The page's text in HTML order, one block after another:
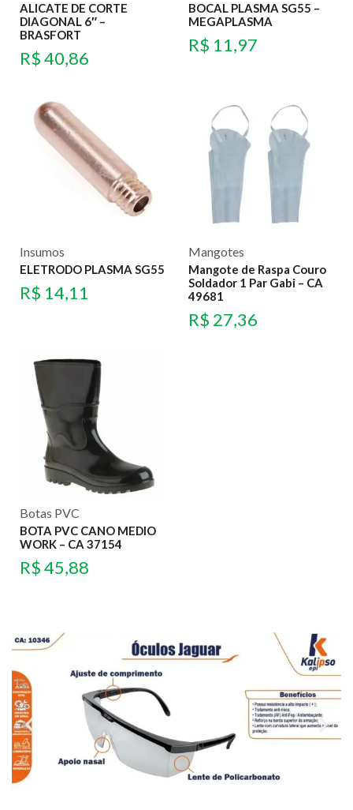
ALICATE DE CORTE
DIAGONAL 6″ –
BRASFORT
R$40,86
BOCAL PLASMA SG55 –
MEGAPLASMA
R$ 11,97
Insumos
ELETRODO PLASMA SG55
R$ 14,11
Mangotes
Mangote de Raspa Couro
Soldador 1 Par Gabi – CA
49681
R$ 27,36
Botas PVC
BOTA PVC CANO MEDIO
WORK – CA 37154
R$45,88